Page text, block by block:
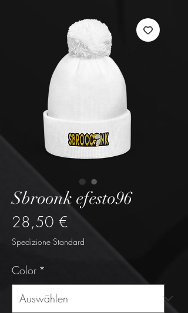
Sbroonk efesto96
28,50 € Preis
Spedizione Standard
Color *